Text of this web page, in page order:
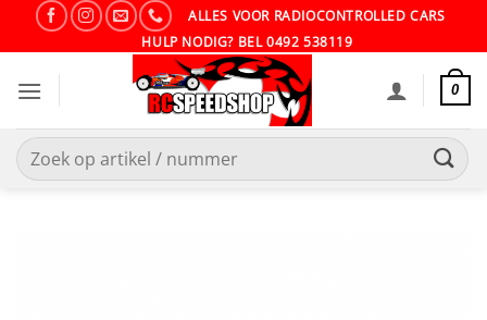
ALLES VOOR RADIOCONTROLLED CARS
HULP NODIG? BEL 0492 538119
0
Zoeken
naar: